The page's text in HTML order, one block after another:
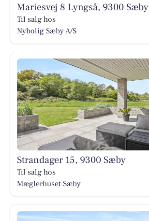
Mariesvej 8 Lyngså, 9300 Sæby
Til salg hos
Nybolig Sæby A/S
Strandager 15, 9300 Sæby
Til salg hos
Mæglerhuset Sæby